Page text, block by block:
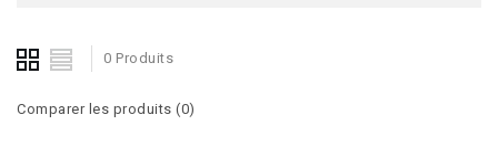
0 Produits
Comparer les produits (0)